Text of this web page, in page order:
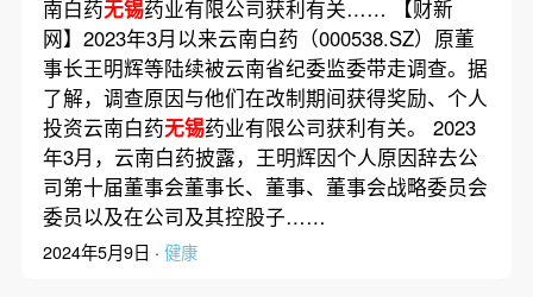
南白药无锡药业有限公司获利有关…… 【财新
网】2023年3月以来云南白药（000538.SZ）原董
事长王明辉等陆续被云南省纪委监委带走调查。据
了解，调查原因与他们在改制期间获得奖励、个人
投资云南白药无锡药业有限公司获利有关。 2023
年3月，云南白药披露，王明辉因个人原因辞去公
司第十届董事会董事长、董事、董事会战略委员会
委员以及在公司及其控股子……
2024年5月9日 · 健康